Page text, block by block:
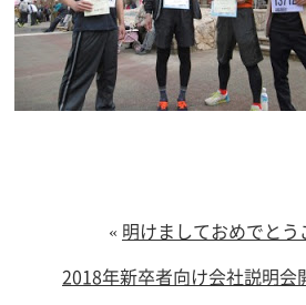
« 明けましておめでとう
2018年新卒者向け会社説明会